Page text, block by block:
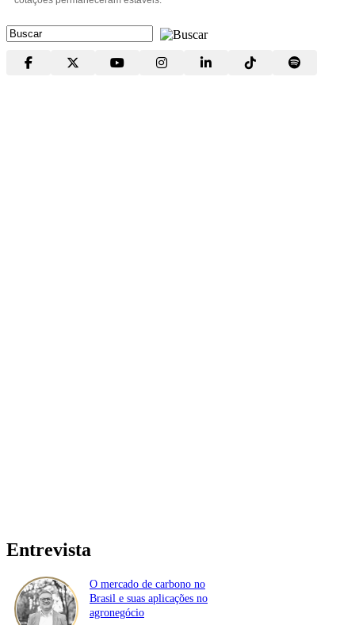
Entrevista
O mercado de carbono no
Brasil e suas aplicações no
agronegócio